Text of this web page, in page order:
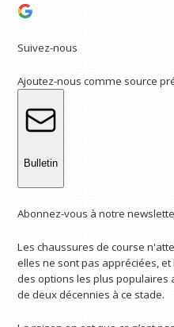
Suivez-nous
Ajoutez-nous comme source
Bulletin
Abonnez-vous à notre
Les chaussures de course
elles ne sont pas appréciées,
des options les plus populaires
de deux décennies à ce stade.